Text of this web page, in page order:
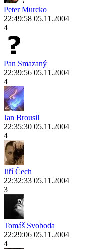
Peter Murcko
22:49:58 05.11.2004
4
Pan Smazaný
22:39:56 05.11.2004
4
Jan Brousil
22:35:30 05.11.2004
4
Jiří Čech
22:32:33 05.11.2004
3
Tomáš Svoboda
22:29:06 05.11.2004
4